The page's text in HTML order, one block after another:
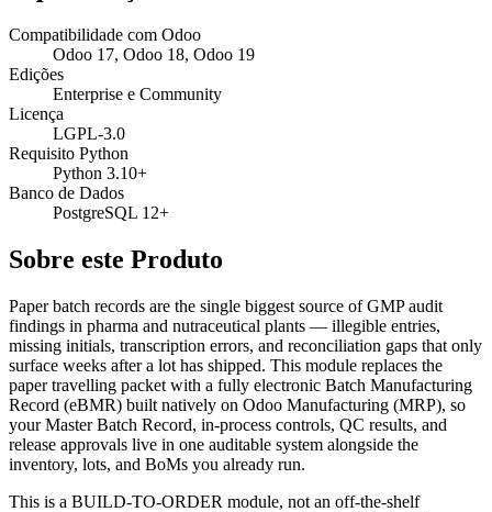
Compatibilidade com Odoo
Odoo 17, Odoo 18, Odoo 19
Edições
Enterprise e Community
Licença
LGPL-3.0
Requisito Python
Python 3.10+
Banco de Dados
PostgreSQL 12+
Sobre este Produto
Paper batch records are the single biggest source of GMP audit
findings in pharma and nutraceutical plants — illegible entries,
missing initials, transcription errors, and reconciliation gaps that only
surface weeks after a lot has shipped. This module replaces the
paper travelling packet with a fully electronic Batch Manufacturing
Record (eBMR) built natively on Odoo Manufacturing (MRP), so
your Master Batch Record, in-process controls, QC results, and
release approvals live in one auditable system alongside the
inventory, lots, and BoMs you already run.
This is a BUILD-TO-ORDER module, not an off-the-shelf